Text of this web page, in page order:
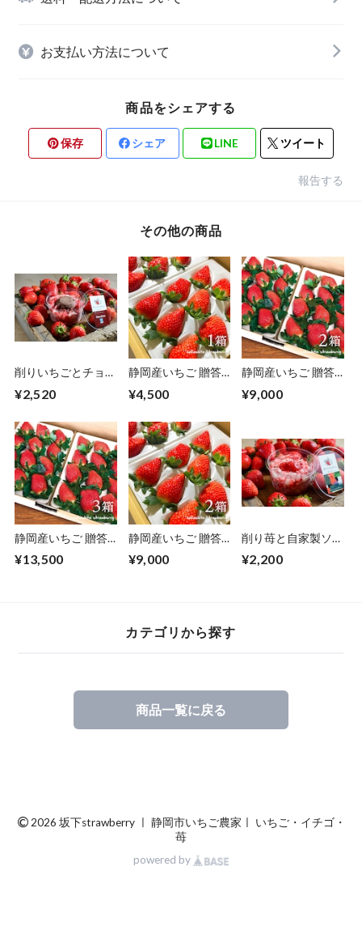
お支払い方法について
商品をシェアする
保存 シェア LINE ツイート
報告する
その他の商品
削りいちごとチョコ
入り）熨斗付き可
¥2,520
静岡産いちご 贈答
粒 1箱（2パック入
き可
¥4,500
静岡産いちご 贈答
大粒 2箱（2パック
¥9,000
静岡産いちご 贈答
大粒 3箱（2パック
¥13,500
静岡産いちご 贈答
粒 2箱（2パック入
¥9,000
削り苺と自家製ソー
（ソース×2、ミル
¥2,200
カテゴリから探す
商品一覧に戻る
© 2026 坂下strawberry ㅣ 静岡市いちご農家ㅣ いちご・イチゴ・
苺
powered by